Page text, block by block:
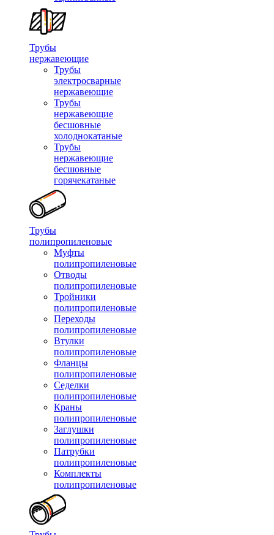
Трубы
нержавеющие
Трубы
электросварные
нержавеющие
Трубы
нержавеющие
бесшовные
холоднокатаные
Трубы
нержавеющие
бесшовные
горячекатаные
Трубы
полипропиленовые
Муфты
полипропиленовые
Отводы
полипропиленовые
Тройники
полипропиленовые
Переходы
полипропиленовые
Втулки
полипропиленовые
Фланцы
полипропиленовые
Седелки
полипропиленовые
Краны
полипропиленовые
Заглушки
полипропиленовые
Патрубки
полипропиленовые
Комплекты
полипропиленовые